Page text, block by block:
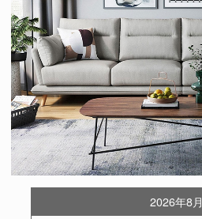
2026年8月